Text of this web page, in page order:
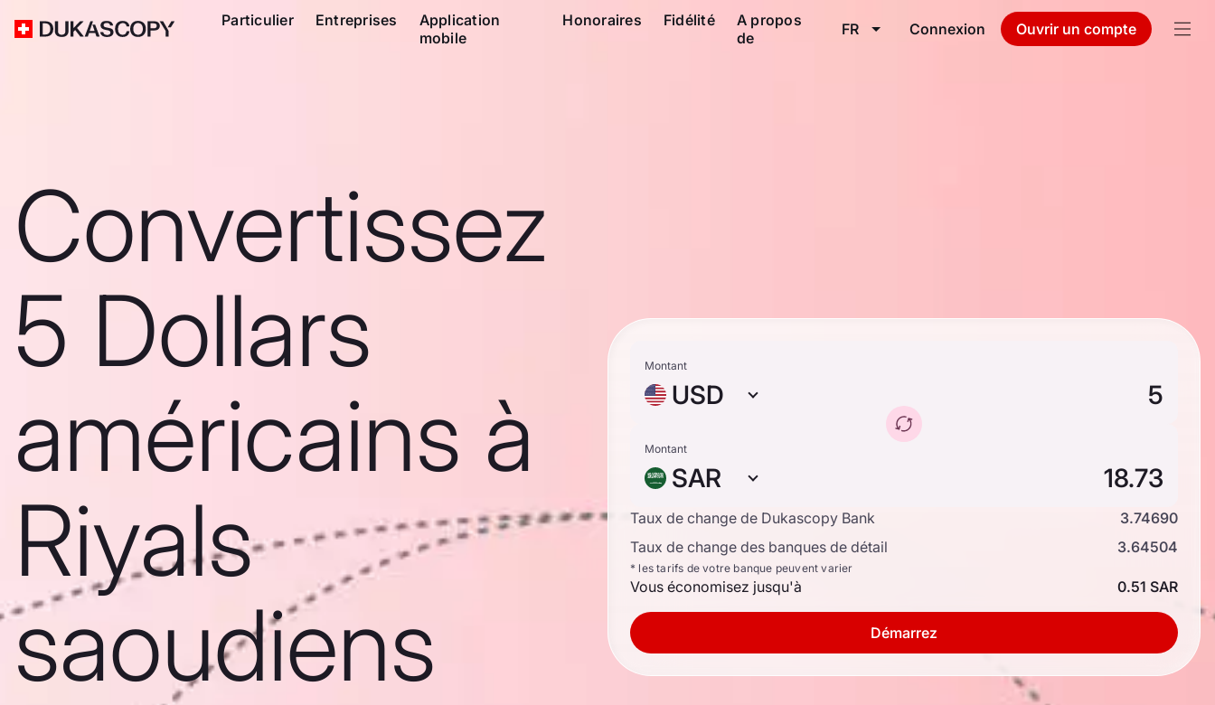
Particulier Entreprises
Application
mobile
Honoraires Fidélité
A propos
de
FR Connexion Ouvrir un compte
Convertissez
5 Dollars
américains à
Riyals
saoudiens
Montant
USD
Montant
SAR
Taux de change de Dukascopy Bank
3.74690
Taux de change des banques de détail
3.64504
* les tarifs de votre banque peuvent varier
Vous économisez jusqu'à 0.51 SAR
Démarrez